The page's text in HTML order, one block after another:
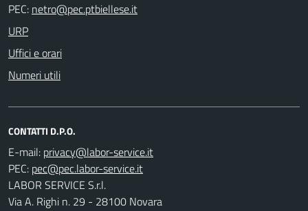
PEC:
URP
Uffici e orari
Numeri utili
CONTATTI D.P.O.
E-mail:
PEC:
LABOR SERVICE S.r.l.
Via A. Righi n. 29 - 28100 Novara